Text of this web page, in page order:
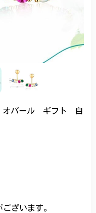
オパール ギフト 自
ざいます。